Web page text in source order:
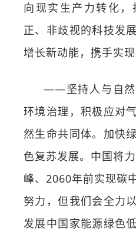
向现实生产力转化
正、非歧视的科技发
增长新动能，携手实现
——坚持人与自然
环境治理，积极应对
然生命共同体。加快
色复苏发展。中国将
峰、2060年前实现碳
努力，但我们会全力
发展中国家能源绿色